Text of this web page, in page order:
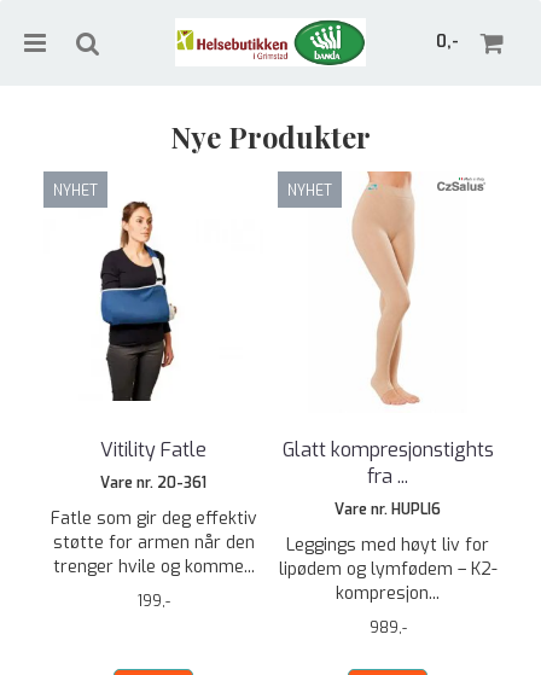
0,-
Nye Produkter
NYHET
Vitility Fatle
Vare nr. 20-361
Fatle som gir deg effektiv
støtte for armen når den
trenger hvile og komme...
199,-
NYHET
Glatt kompresjonstights
fra ...
Vare nr. HUPLI6
Leggings med høyt liv for
lipødem og lymfødem – K2-
kompresjon...
989,-
Nullstill
Trykk ENTER for å søke